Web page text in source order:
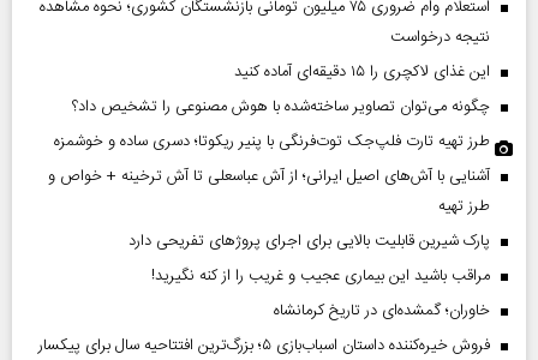
استعلام وام ضروری ۷۵ میلیون تومانی بازنشستگان کشوری؛ نحوه مشاهده
نتیجه درخواست
این غذای لاکچری را ۱۵ دقیقه‌ای آماده کنید
چگونه می‌توان تصاویر ساخته‌شده با هوش مصنوعی را تشخیص داد؟
طرز تهیه تارت فلپ‌جک توت‌فرنگی با پنیر ریکوتا؛ دسری ساده و خوشمزه
آشنایی با آش‌های اصیل ایرانی؛ از آش عباسعلی تا آش ترخینه + خواص و
طرز تهیه
پارک شیرین قابلیت‌ بالایی برای اجرای پروژهای تفریحی دارد
مراقب باشید این بیماری عجیب و غریب را از کنه نگیرید!
خاوران؛ گمشده‌ای در تاریخ کرمانشاه
فروش خیره‌کننده داستان اسباب‌بازی ۵؛ بزرگ‌ترین افتتاحیه سال برای پیکسار